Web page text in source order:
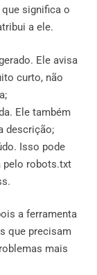
significa o
a ele.
Ele avisa
curto, não
Ele também
descrição;
Isso pode
pelo robots.txt
a ferramenta
que precisam
mais